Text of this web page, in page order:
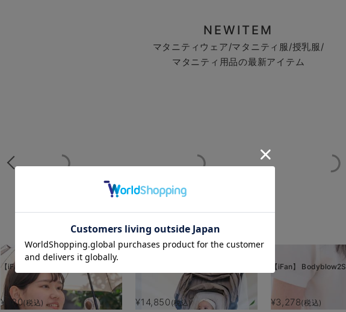
NEWITEM
マタニティウェア/マタニティ服/授乳服/
マタニティ用品の最新アイテム
【iFan】 MultiClip
¥880(税込) ¥14,850 (税込)
【iFan】 Bodyblow2S
¥3,278(税込)
お気に入り商品を確認する